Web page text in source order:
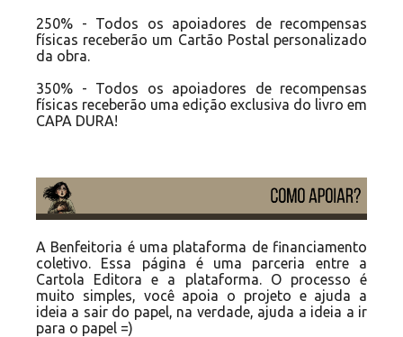
250% - Todos os apoiadores de recompensas
físicas receberão um Cartão Postal personalizado
da obra.
350% - Todos os apoiadores de recompensas
físicas receberão uma edição exclusiva do livro em
CAPA DURA!
A Benfeitoria é uma plataforma de financiamento
coletivo. Essa página é uma parceria entre a
Cartola Editora e a plataforma. O processo é
muito simples, você apoia o projeto e ajuda a
ideia a sair do papel, na verdade, ajuda a ideia a ir
para o papel =)